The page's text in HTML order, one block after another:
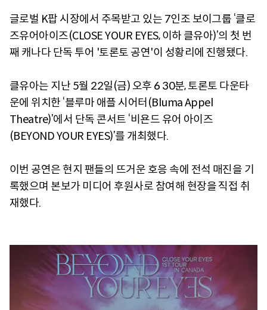
글로벌 K팝 시장에서 주목받고 있는 7인조 보이그룹 ‘클로
즈유어아이즈(CLOSE YOUR EYES, 이하 클유아)’의 첫 번
째 캐나다 단독 투어 '토론토 공연'이 성황리에 진행됐다.
클유아는 지난 5월 22일(금) 오후 6 30분, 토론토 다운타
운에 위치한 ‘블루마 애플 시어터(Bluma Appel
Theatre)’에서 단독 콘서트 ‘비욘드 유어 아이즈
(BEYOND YOUR EYES)’를 개최했다.
이번 공연은 현지 팬들의 뜨거운 호응 속에 전석 매진을 기
록했으며 본보가 미디어 후원사로 참여해 현장을 직접 취
재했다.